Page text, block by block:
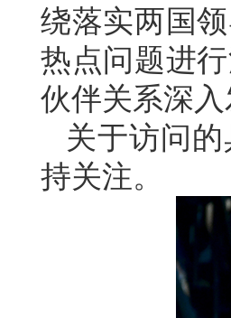
绕落实两国
热点问题进
伙伴关系深
关于访问
持关注。